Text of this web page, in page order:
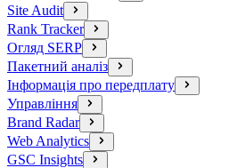
Site Audit
Rank Tracker
Огляд SERP
Пакетний аналіз
Інформація про передплату
Управління
Brand Radar
Web Analytics
GSC Insights